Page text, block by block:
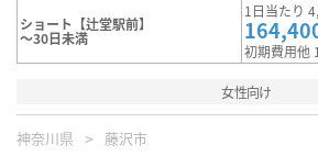
ショート【辻堂駅前】
～30日未満
1日当たり
初期費用他
女性向け
神奈川県 藤沢市